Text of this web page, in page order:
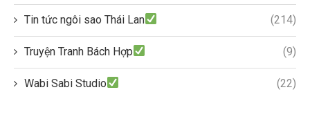
Tin tức ngôi sao Thái Lan (214)
Truyện Tranh Bách Hợp (9)
Wabi Sabi Studio (22)